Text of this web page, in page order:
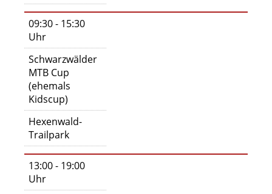
09:30 - 15:30
Uhr
Schwarzwälder
MTB Cup
(ehemals
Kidscup)
Hexenwald-
Trailpark
13:00 - 19:00
Uhr